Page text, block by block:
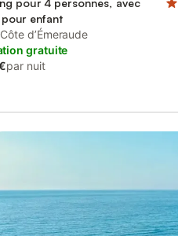
pour 4 personnes, avec
pour enfant
d’Émeraude
gratuite
par nuit